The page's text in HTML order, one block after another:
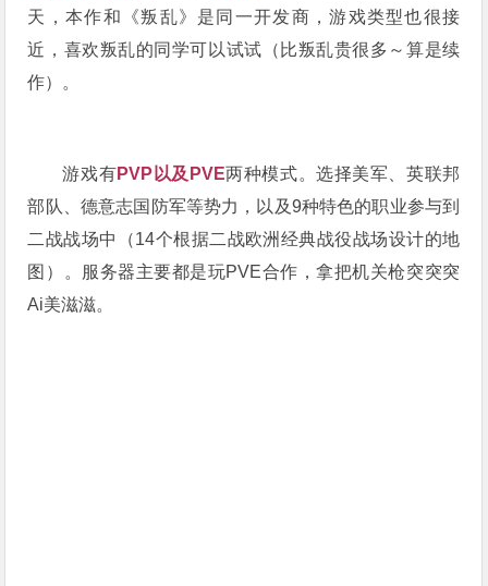
天，本作和《叛乱》是同一开发商，游戏类型也很接
近，喜欢叛乱的同学可以试试 （比叛乱贵很多～算是续
作） 。
游戏有PVP以及PVE两种模式。选择美军、英联邦
部队、德意志国防军等势力，以及9种特色的职业参与到
二战战场中（14个根据二战欧洲经典战役战场设计的地
图）。服务器主要都是玩PVE合作，拿把机关枪突突突
Ai美滋滋。